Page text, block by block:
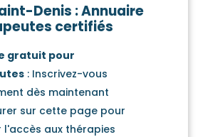
Denis : Annuaire
certifiés
gratuit pour
: Inscrivez-vous
dès maintenant
sur cette page pour
l'accès aux thérapies